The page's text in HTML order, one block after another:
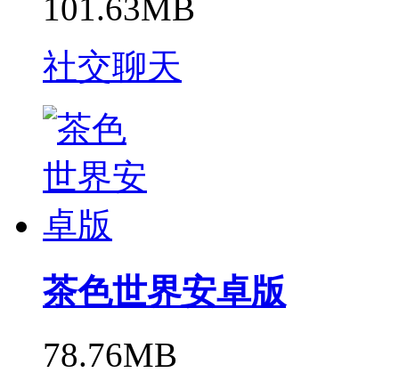
101.63MB
社交聊天
茶色世界安卓版
78.76MB